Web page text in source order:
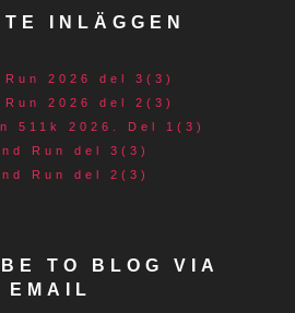
INLÄGGEN
Run 2026 del 3(3)
Run 2026 del 2(3)
511k 2026. Del 1(3)
Run del 3(3)
Run del 2(3)
TO BLOG VIA
EMAIL